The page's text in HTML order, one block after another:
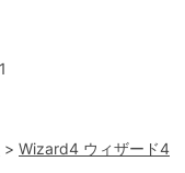
> Wizard4 ウィザード4